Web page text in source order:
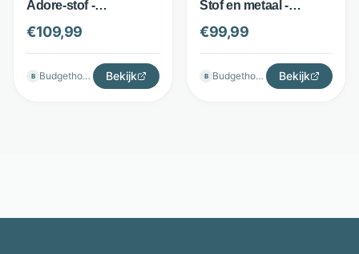
Adore-stof -
Pocketvering en ronde
rugleuning -
Leverbruin - Budget
Home Store
€109,99
B Budgethomestore Bekijk
Stof en metaal -
Verticale stiksels -
Antraciet - Budget
Home Store
€99,99
B Budgethomestore Bekijk